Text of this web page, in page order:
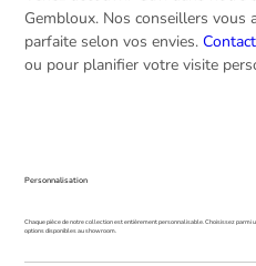
Gembloux. Nos conseillers vous
parfaite selon vos envies.
ou pour planifier votre visite
Personnalisation
Chaque pièce de notre collection est entièrement personnalisable. Choisissez
options disponibles au showroom.